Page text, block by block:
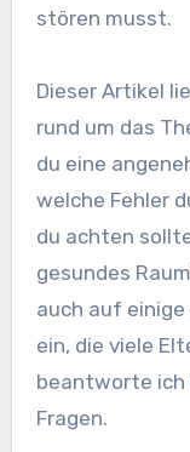
stören musst.
Dieser Artikel
rund um das
du eine
welche Fehler
du achten
gesundes
auch auf
ein, die viele
beantworte ich
Fragen.